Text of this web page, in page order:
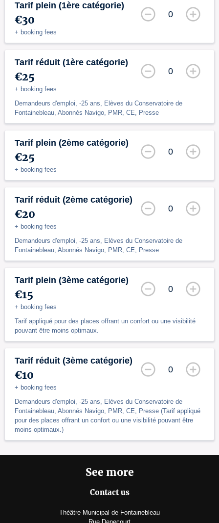
Tarif plein (1ère catégorie)
€30
+ booking fees
0
Tarif réduit (1ère catégorie)
€25
+ booking fees
Demandeurs d'emploi, -25 ans, Elèves du Conservatoire de
Fontainebleau, Abonnés Navigo, PMR, CE, Presse
0
Tarif plein (2ème catégorie)
€25
+ booking fees
0
Tarif réduit (2ème catégorie)
€20
+ booking fees
Demandeurs d'emploi, -25 ans, Elèves du Conservatoire de
Fontainebleau, Abonnés Navigo, PMR, CE, Presse
0
Tarif plein (3ème catégorie)
€15
+ booking fees
Tarif appliqué pour des places offrant un confort ou une visibilité
pouvant être moins optimaux.
0
Tarif réduit (3ème catégorie)
€10
+ booking fees
Demandeurs d'emploi, -25 ans, Elèves du Conservatoire de
Fontainebleau, Abonnés Navigo, PMR, CE, Presse (Tarif appliqué
pour des places offrant un confort ou une visibilité pouvant être
moins optimaux.)
0
See more
Contact us
Théâtre Municipal de Fontainebleau